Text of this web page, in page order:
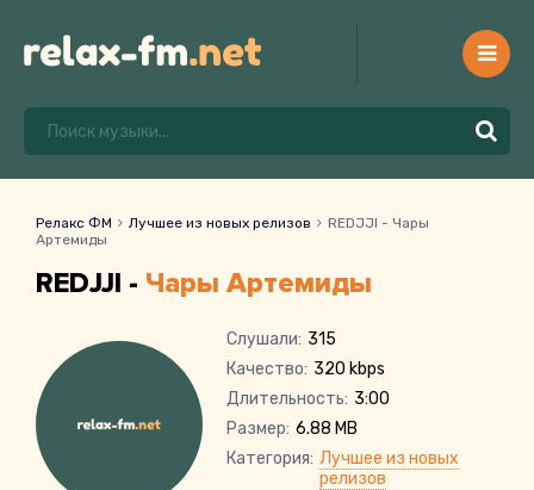
Релакс ФМ Лучшее из новых релизов
REDJJI - Чары
Артемиды
REDJJI - Чары Артемиды
Слушали: 315
Качество: 320 kbps
Длительность: 3:00
Размер: 6.88 MB
Категория: Лучшее из новых
релизов